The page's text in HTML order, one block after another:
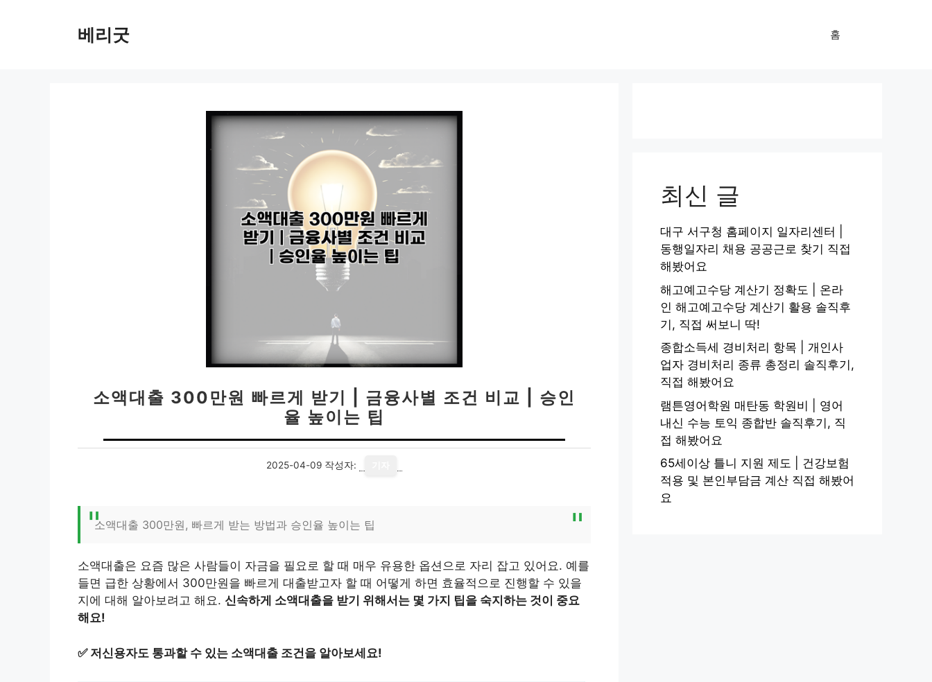
베리굿 홈
소액대출 300만원 빠르게 받기 | 금융사별 조건 비교 | 승인
율 높이는 팁
2025-04-09 작성자:
소액대출 300만원, 빠르게 받는 방법과 승인율 높이는 팁
소액대출은 요즘 많은 사람들이 자금을 필요로 할 때 매우 유용한 옵션으로 자리 잡고 있어요. 예를
들면 급한 상황에서 300만원을 빠르게 대출받고자 할 때 어떻게 하면 효율적으로 진행할 수 있을
지에 대해 알아보려고 해요. 신속하게 소액대출을 받기 위해서는 몇 가지 팁을 숙지하는 것이 중요
해요!
✅ 저신용자도 통과할 수 있는 소액대출 조건을 알아보세요!
최신 글
대구 서구청 홈페이지 일자리센터 |
동행일자리 채용 공공근로 찾기 직접
해봤어요
해고예고수당 계산기 정확도 | 온라
인 해고예고수당 계산기 활용 솔직후
기, 직접 써보니 딱!
종합소득세 경비처리 항목 | 개인사
업자 경비처리 종류 총정리 솔직후기,
직접 해봤어요
램튼영어학원 매탄동 학원비 | 영어
내신 수능 토익 종합반 솔직후기, 직
접 해봤어요
65세이상 틀니 지원 제도 | 건강보험
적용 및 본인부담금 계산 직접 해봤어
요